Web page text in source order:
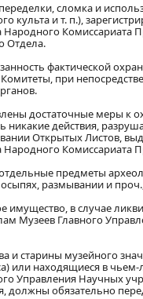
сломка и
культа и т. п.),
Народного Комиссариата
Отдела.
фактической
при
достаточные меры к
никакие действия,
Открытых Листов,
Народного Комиссариата
предметы
размывании и
имущество, в случае
Музеев Главного
и старины музейного
или находящиеся в
Управления Научных
должны обязательно